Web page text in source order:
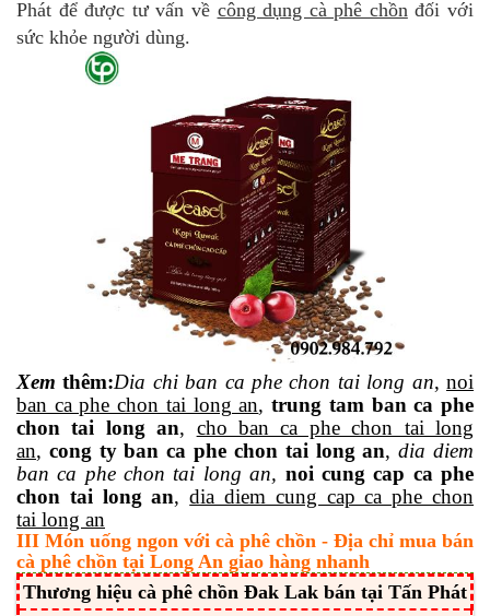
Phát để được tư vấn về công dụng cà phê chồn đối với
sức khỏe người dùng.
Xemthêm:Dia chi ban ca phe chon tai long an,noi
ban ca phe chon tai long an, trung tam ban ca phe
chon tai long an, cho ban ca phe chon tai long
an, cong ty ban ca phe chon tai long an,dia diem
ban ca phe chon tai long an, noi cung cap ca phe
chon tai long an,dia diem cung cap ca phe chon
tai long an
III Món uống ngon với cà phê chồn - Địa chỉ mua bán
cà phê chồn tại Long An giao hàng nhanh
Thương hiệu cà phê chồn Đak Lak bán tại Tấn Phát